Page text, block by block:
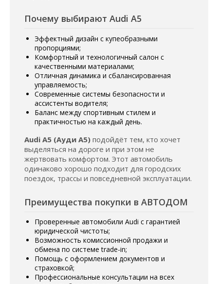
Почему выбирают Audi A5
Эффектный дизайн с купеобразными
пропорциями;
Комфортный и технологичный салон с
качественными материалами;
Отличная динамика и сбалансированная
управляемость;
Современные системы безопасности и
ассистенты водителя;
Баланс между спортивным стилем и
практичностью на каждый день.
Audi A5 (Ауди А5) подойдёт тем, кто хочет
выделяться на дороге и при этом не
жертвовать комфортом. Этот автомобиль
одинаково хорошо подходит для городских
поездок, трассы и повседневной эксплуатации.
Преимущества покупки в АВТОДОМ
Проверенные автомобили Audi с гарантией
юридической чистоты;
Возможность комиссионной продажи и
обмена по системе trade-in;
Помощь с оформлением документов и
страховкой;
Профессиональные консультации на всех